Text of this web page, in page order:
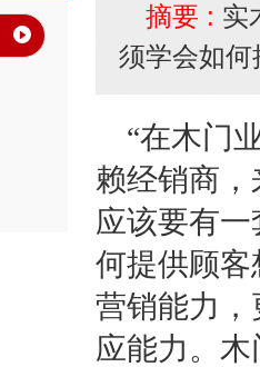
摘要 : 实
须学会如
“在木门
赖经销商
应该要有
何提供顾
营销能力
应能力。